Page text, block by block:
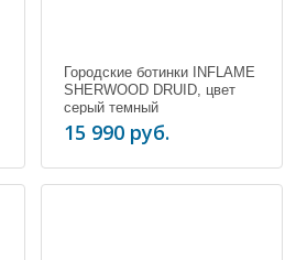
Городские ботинки INFLAME
SHERWOOD DRUID, цвет
серый темный
15 990 руб.